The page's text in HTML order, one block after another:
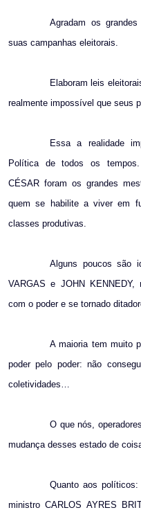
Agradam os
suas campanhas eleitorais.
Elaboram leis
realmente impossível que seus
Essa a realidade
Política de todos os
CÉSAR foram os grandes
quem se habilite a viver em
classes produtivas.
Alguns poucos são
VARGAS e JOHN KENNEDY,
com o poder e se tornado
A maioria tem muito
poder pelo poder: não
coletividades…
O que nós,
mudança desses estado de
Quanto aos
ministro CARLOS AYRES